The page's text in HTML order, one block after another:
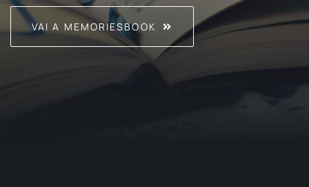
VAI A MEMORIESBOOK